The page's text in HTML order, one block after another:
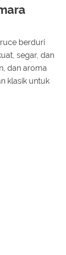
berduri
segar, dan
dan aroma
klasik untuk